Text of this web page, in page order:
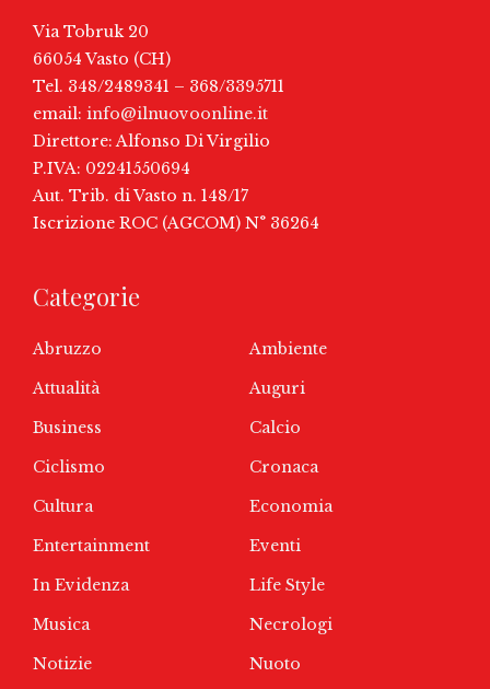
Via Tobruk 20
66054 Vasto (CH)
Tel. 348/2489341 – 368/3395711
email: info@ilnuovoonline.it
Direttore: Alfonso Di Virgilio
P.IVA: 02241550694
Aut. Trib. di Vasto n. 148/17
Iscrizione ROC (AGCOM) N° 36264
Categorie
Abruzzo
Ambiente
Attualità
Auguri
Business
Calcio
Ciclismo
Cronaca
Cultura
Economia
Entertainment
Eventi
In Evidenza
Life Style
Musica
Necrologi
Notizie
Nuoto